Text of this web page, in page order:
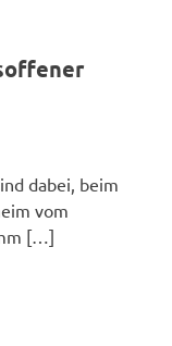
dabei, beim
vom
[…]